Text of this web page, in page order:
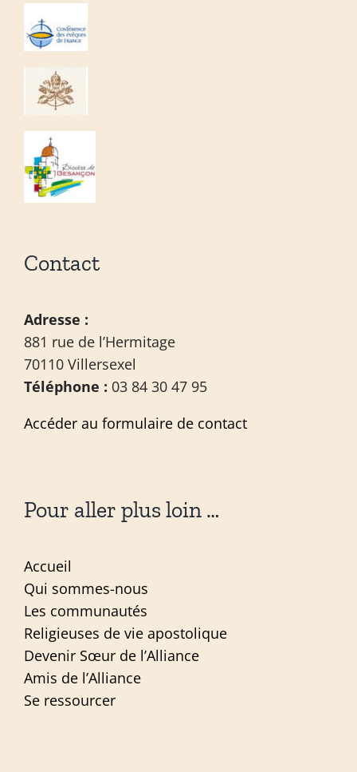
Contact
Adresse :
881 rue de l’Hermitage
70110 Villersexel
Téléphone : 03 84 30 47 95
Accéder au formulaire de contact
Pour aller plus loin …
Accueil
Qui sommes-nous
Les communautés
Religieuses de vie apostolique
Devenir Sœur de l’Alliance
Amis de l’Alliance
Se ressourcer